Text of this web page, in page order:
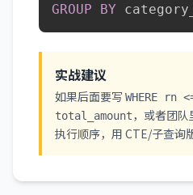
GROUP
BY
实战建议
如果后面要写 WHERE rn
total_amount，或者团
执行顺序，用 CTE/子查询